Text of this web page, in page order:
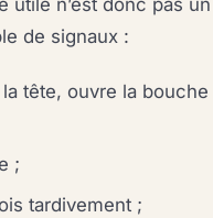
utile n’est donc pas un
de signaux :
tête, ouvre la bouche
;
tardivement ;